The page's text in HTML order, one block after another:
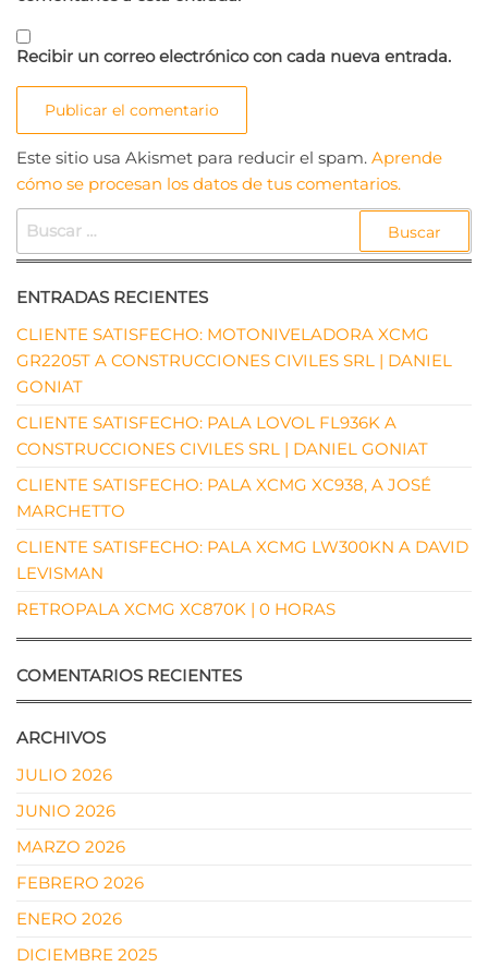
Recibir un correo electrónico con cada nueva entrada.
Este sitio usa Akismet para reducir el spam. Aprende
cómo se procesan los datos de tus comentarios.
BUSCAR:
ENTRADAS RECIENTES
CLIENTE SATISFECHO: MOTONIVELADORA XCMG
GR2205T A CONSTRUCCIONES CIVILES SRL | DANIEL
GONIAT
CLIENTE SATISFECHO: PALA LOVOL FL936K A
CONSTRUCCIONES CIVILES SRL | DANIEL GONIAT
CLIENTE SATISFECHO: PALA XCMG XC938, A JOSÉ
MARCHETTO
CLIENTE SATISFECHO: PALA XCMG LW300KN A DAVID
LEVISMAN
RETROPALA XCMG XC870K | 0 HORAS
COMENTARIOS RECIENTES
ARCHIVOS
JULIO 2026
JUNIO 2026
MARZO 2026
FEBRERO 2026
ENERO 2026
DICIEMBRE 2025